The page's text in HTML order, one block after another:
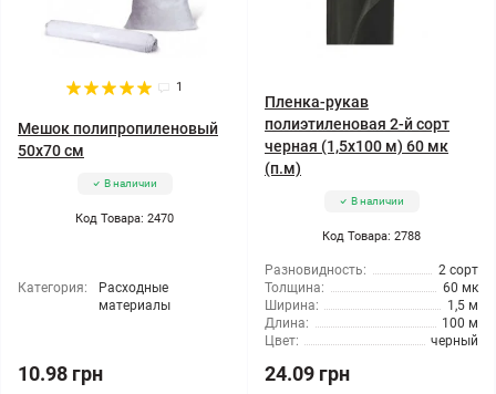
1
Мешок полипропиленовый
50x70 см
В наличии
Код Товара: 2470
Категория:
Расходные
материалы
10.98 грн
Пленка-рукав
полиэтиленовая 2-й сорт
черная (1,5x100 м) 60 мк
(п.м)
В наличии
Код Товара: 2788
Разновидность:
2 сорт
Толщина:
60 мк
Ширина:
1,5 м
Длина:
100 м
Цвет:
черный
24.09 грн